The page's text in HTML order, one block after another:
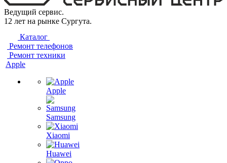
Ведущий сервис.
12 лет на рынке Сургута.
Каталог
Ремонт телефонов
Ремонт техники
Apple
Apple
Samsung
Xiaomi
Huawei